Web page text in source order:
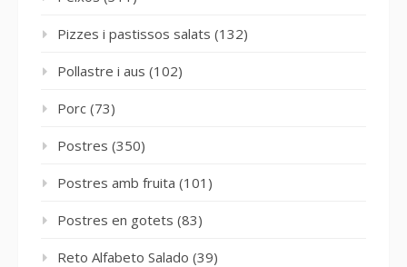
Pizzes i pastissos salats (132)
Pollastre i aus (102)
Porc (73)
Postres (350)
Postres amb fruita (101)
Postres en gotets (83)
Reto Alfabeto Salado (39)